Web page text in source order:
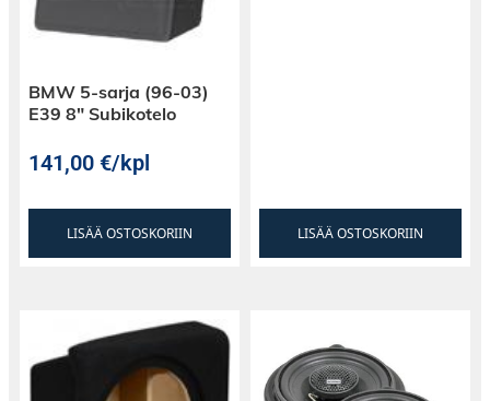
BMW 5-sarja (96-03)
E39 8″ Subikotelo
141,00€/kpl
LISÄÄ OSTOSKORIIN LISÄÄ OSTOSKORIIN